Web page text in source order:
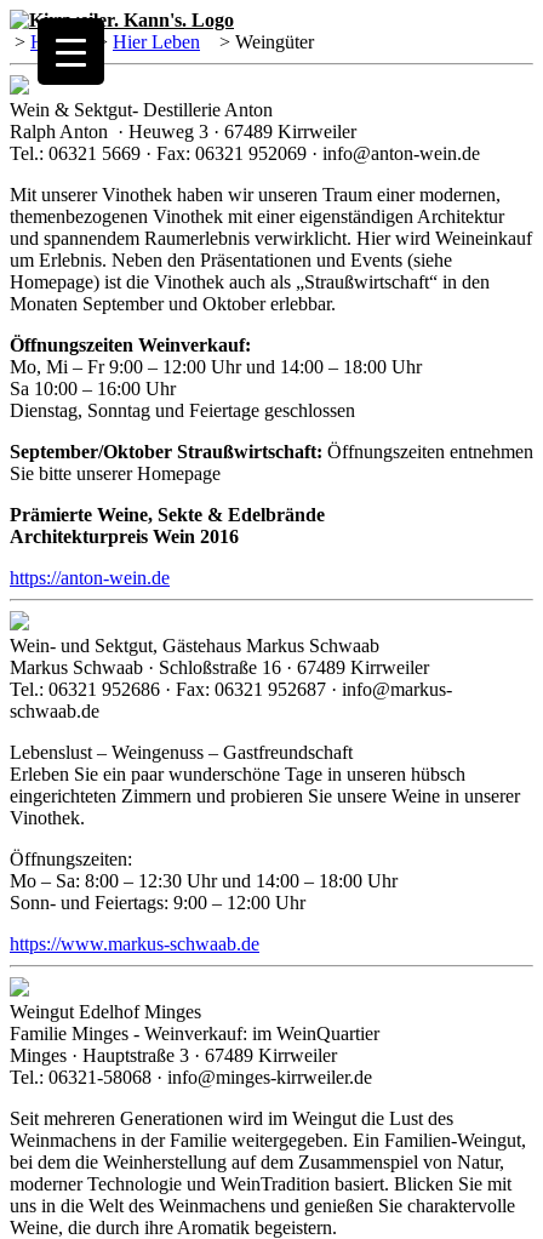
> Home> Hier Leben > Weingüter
Wein & Sektgut- Destillerie Anton
Ralph Anton · Heuweg 3 · 67489 Kirrweiler
Tel.: 06321 5669 · Fax: 06321 952069 · info@anton-wein.de
Mit unserer Vinothek haben wir unseren Traum einer modernen,
themenbezogenen Vinothek mit einer eigenständigen Architektur
und spannendem Raumerlebnis verwirklicht. Hier wird Weineinkauf
um Erlebnis. Neben den Präsentationen und Events (siehe
Homepage) ist die Vinothek auch als „Straußwirtschaft“ in den
Monaten September und Oktober erlebbar.
Öffnungszeiten Weinverkauf:
Mo, Mi – Fr 9:00 – 12:00 Uhr und 14:00 – 18:00 Uhr
Sa 10:00 – 16:00 Uhr
Dienstag, Sonntag und Feiertage geschlossen
September/Oktober Straußwirtschaft: Öffnungszeiten entnehmen
Sie bitte unserer Homepage
Prämierte Weine, Sekte & Edelbrände
Architekturpreis Wein 2016
https://anton-wein.de
Wein- und Sektgut, Gästehaus Markus Schwaab
Markus Schwaab · Schloßstraße 16 · 67489 Kirrweiler
Tel.: 06321 952686 · Fax: 06321 952687 · info@markus-
schwaab.de
Lebenslust – Weingenuss – Gastfreundschaft
Erleben Sie ein paar wunderschöne Tage in unseren hübsch
eingerichteten Zimmern und probieren Sie unsere Weine in unserer
Vinothek.
Öffnungszeiten:
Mo – Sa: 8:00 – 12:30 Uhr und 14:00 – 18:00 Uhr
Sonn- und Feiertags: 9:00 – 12:00 Uhr
https://www.markus-schwaab.de
Weingut Edelhof Minges
Familie Minges - Weinverkauf: im WeinQuartier
Minges · Hauptstraße 3 · 67489 Kirrweiler
Tel.: 06321-58068 · info@minges-kirrweiler.de
Seit mehreren Generationen wird im Weingut die Lust des
Weinmachens in der Familie weitergegeben. Ein Familien-Weingut,
bei dem die Weinherstellung auf dem Zusammenspiel von Natur,
moderner Technologie und WeinTradition basiert. Blicken Sie mit
uns in die Welt des Weinmachens und genießen Sie charaktervolle
Weine, die durch ihre Aromatik begeistern.